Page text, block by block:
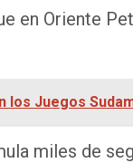
en Oriente
los Juegos
miles de